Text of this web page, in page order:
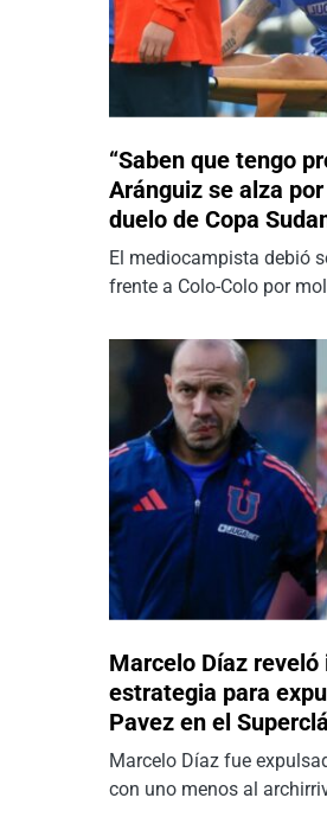
“Saben que tengo
Aránguiz se alza
duelo de Copa
El mediocampista debió
frente a Colo-Colo por
Marcelo Díaz reveló
estrategia para
Pavez en el
Marcelo Díaz fue
con uno menos al